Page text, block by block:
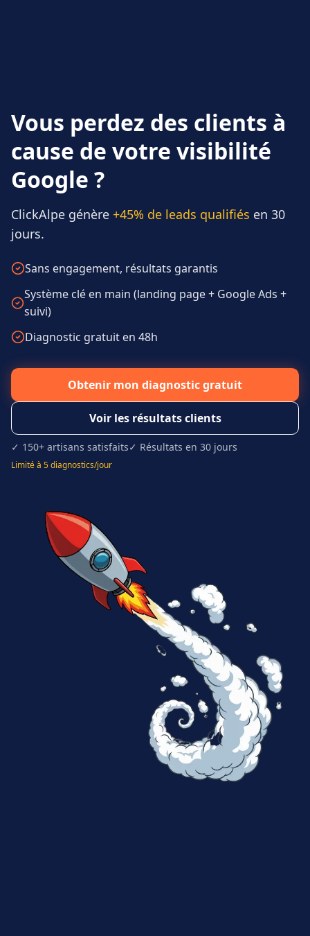
Vous perdez des clients à
cause de votre visibilité
Google ?
ClickAlpe génère +45% de leads qualifiés en 30
jours.
Sans engagement, résultats garantis
Système clé en main (landing page + Google Ads +
suivi)
Diagnostic gratuit en 48h
Obtenir mon diagnostic gratuit
Voir les résultats clients
✓ 150+ artisans satisfaits✓ Résultats en 30 jours
Limité à 5 diagnostics/jour